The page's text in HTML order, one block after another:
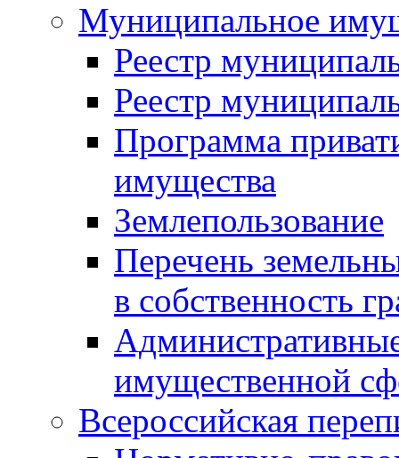
Муниципальное
Реестр
Реестр
Программа
имущества
Землепользование
Перечень
в собственность
имущественной
Всероссийская